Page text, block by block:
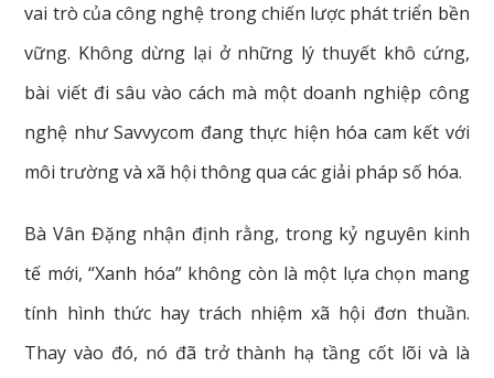
vai trò của công nghệ trong chiến lược phát triển bền
vững. Không dừng lại ở những lý thuyết khô cứng,
bài viết đi sâu vào cách mà một doanh nghiệp công
nghệ như Savvycom đang thực hiện hóa cam kết với
môi trường và xã hội thông qua các giải pháp số hóa.
Bà Vân Đặng nhận định rằng, trong kỷ nguyên kinh
tế mới, “Xanh hóa” không còn là một lựa chọn mang
tính hình thức hay trách nhiệm xã hội đơn thuần.
Thay vào đó, nó đã trở thành hạ tầng cốt lõi và là